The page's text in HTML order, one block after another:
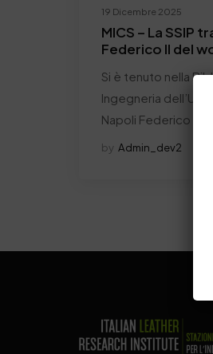
19 Dicembre 2025
MICS – La SSIP
Federico II del
Si è tenuto nella
Ingegneria
Napoli Federico II,…
by Admin_dev2